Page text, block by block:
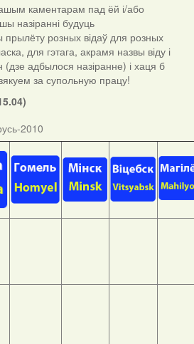
каментарам пад ёй і/або
назіранні будуць
розных відаў для розных
для гэтага, акрамя назвы віду і
адбылося назіранне) і хаця б
за супольную працу!
2010